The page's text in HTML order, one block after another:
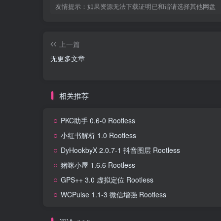
友情提示：如果资源无法下载证明已和谐请选择其他网盘
上一篇
无更多文章
相关推荐
PKC助手 0.6-0 Rootless
小红书解析 1.0 Rootless
DyHookbyX 2.0.7-1 抖音图层 Rootless
猪咪小屋 1.6.6 Rootless
GPS++ 3.0 虚拟定位 Rootless
WCPulse 1.1-3 微信增强 Rootless